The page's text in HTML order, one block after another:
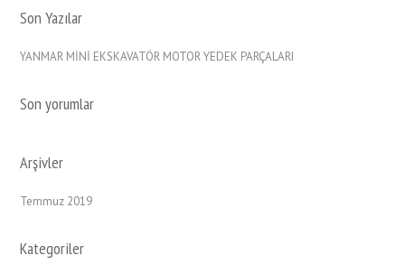
Son Yazılar
YANMAR MİNİ EKSKAVATÖR MOTOR YEDEK PARÇALARI
Son yorumlar
Arşivler
Temmuz 2019
Kategoriler